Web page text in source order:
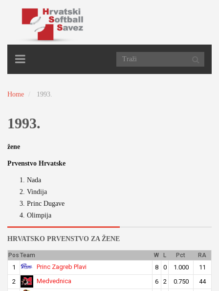
TOGGLE
Home 1993.
1993.
žene
Prvenstvo Hrvatske
Nada
Vindija
Princ Dugave
Olimpija
HRVATSKO PRVENSTVO ZA ŽENE
Pos Team W L Pct RA
1 Princ Zagreb Plavi 8 0 1.000
11
2
Medvednica 6 2 0.750
44